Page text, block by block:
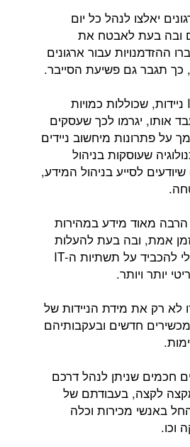
יאלצו לנהל כל יום
ובה בעת לאבטח את
ההזדמנויות עבור ארגונים
כך תגבר גם פשיעת הסייבר.
לכן, ניהול של תשתיות IT ניידות, שכוללות כמויות
אותו, יגרמו לכך שעסקים
על פתרונות מיחשוב ניידים
שעוסקות בניהול
לסייע בניהול המידע,
הרבה מאוד מידע במהירות
אמת, ובה בעת להעלות
משימות קריטיות לענן, בלי להכביד על תשתיות ה-IT
יותר ויותר.
לא רק את מידת הניידות של
חדשים ובעקבותיהם
חכמים שניתן לנהל דרכם
לקצה, בעבודתם של
באנשי מכירות וכלה
וכו.